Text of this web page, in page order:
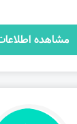
مشاهده